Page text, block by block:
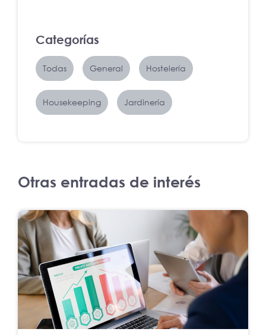
Categorías
Todas General Hostelería
Housekeeping Jardinería
Otras entradas de interés